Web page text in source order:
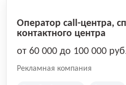
Оператор call-центра,
контактного центра
от 60 000 до 100 000
Рекламная компания